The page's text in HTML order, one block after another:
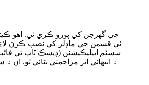
ئي قسمن جي ماڊلز کي نصب ڪرڻ لاءِ